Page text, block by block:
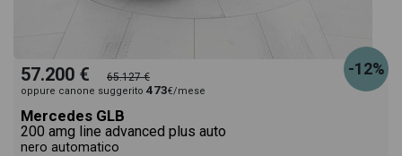
-12%
57.200 € 65.127 €
oppure canone suggerito 473€/mese
Mercedes GLB
200 amg line advanced plus auto
nero automatico